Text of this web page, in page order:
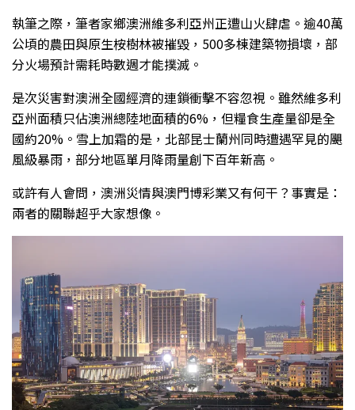
執筆之際，筆者家鄉澳洲維多利亞州正遭山火肆虐。逾40萬
公頃的農田與原生桉樹林被摧毀，500多棟建築物損壞，部
分火場預計需耗時數週才能撲滅。
是次災害對澳洲全國經濟的連鎖衝擊不容忽視。雖然維多利
亞州面積只佔澳洲總陸地面積的6%，但糧食生產量卻是全
國約20%。雪上加霜的是，北部昆士蘭州同時遭遇罕見的颶
風級暴雨，部分地區單月降雨量創下百年新高。
或許有人會問，澳洲災情與澳門博彩業又有何干？事實是：
兩者的關聯超乎大家想像。